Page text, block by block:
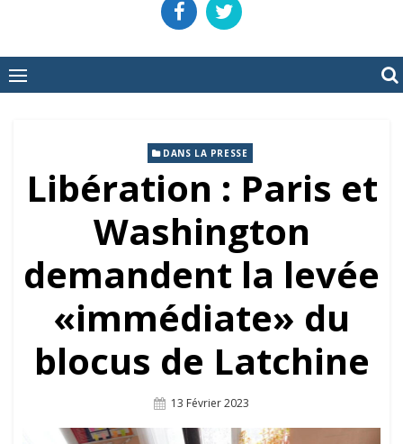
DANS LA PRESSE
Libération : Paris et
Washington
demandent la levée
«immédiate» du
blocus de Latchine
Posted
13 Février 2023